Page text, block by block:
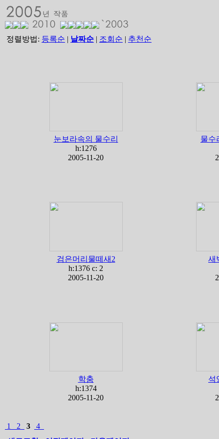
정렬방법: 등록순 | 날짜순 | 조회순 | 추천순
눈보라속의 물수리
h:1276
2005-11-20
물수
검은머리물떼새2
h:1376 c: 2
2005-11-20
새
학춤
h:1374
2005-11-20
석
1 2 3
4